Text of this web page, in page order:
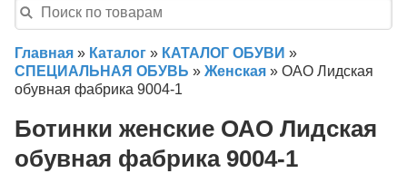
Главная » Каталог » КАТАЛОГ ОБУВИ »
СПЕЦИАЛЬНАЯ ОБУВЬ » Женская » ОАО Лидская
обувная фабрика 9004-1
Ботинки женские ОАО Лидская
обувная фабрика 9004-1